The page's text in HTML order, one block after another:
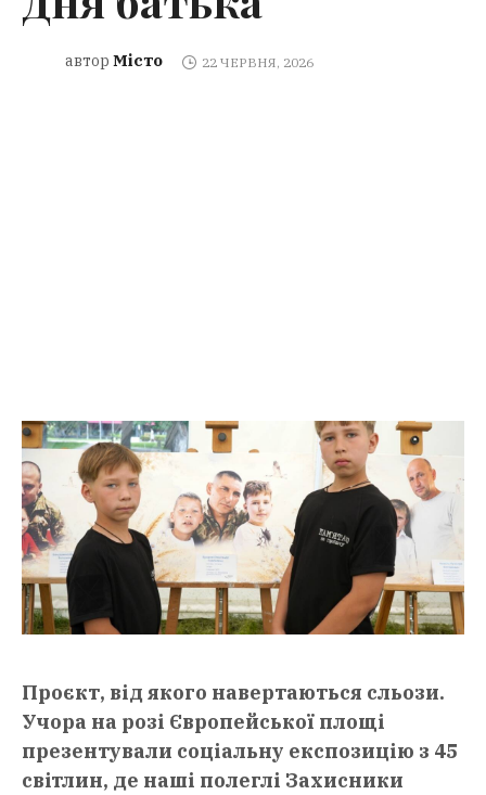
автор Місто 22 ЧЕРВНЯ, 2026
Проєкт, від якого навертаються сльози.
Учора на розі Європейської площі
презентували соціальну експозицію з 45
світлин, де наші полеглі Захисники